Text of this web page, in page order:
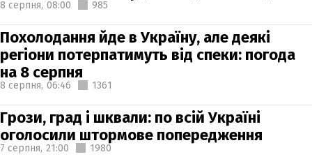
8 серпня, 08:00 985
Похолодання йде в Україну, але деякі
регіони потерпатимуть від спеки: погода
на 8 серпня
8 серпня, 06:46 1361
Грози, град і шквали: по всій Україні
оголосили штормове попередження
7 серпня, 21:00 1980